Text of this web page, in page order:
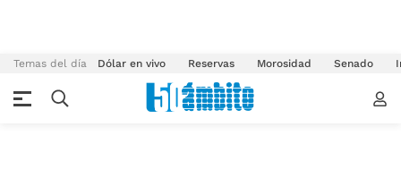
Temas del día Dólar en vivo Reservas Morosidad Senado